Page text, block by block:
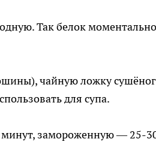
Так белок
чайную ложку
для супа.
замороженную — 25-